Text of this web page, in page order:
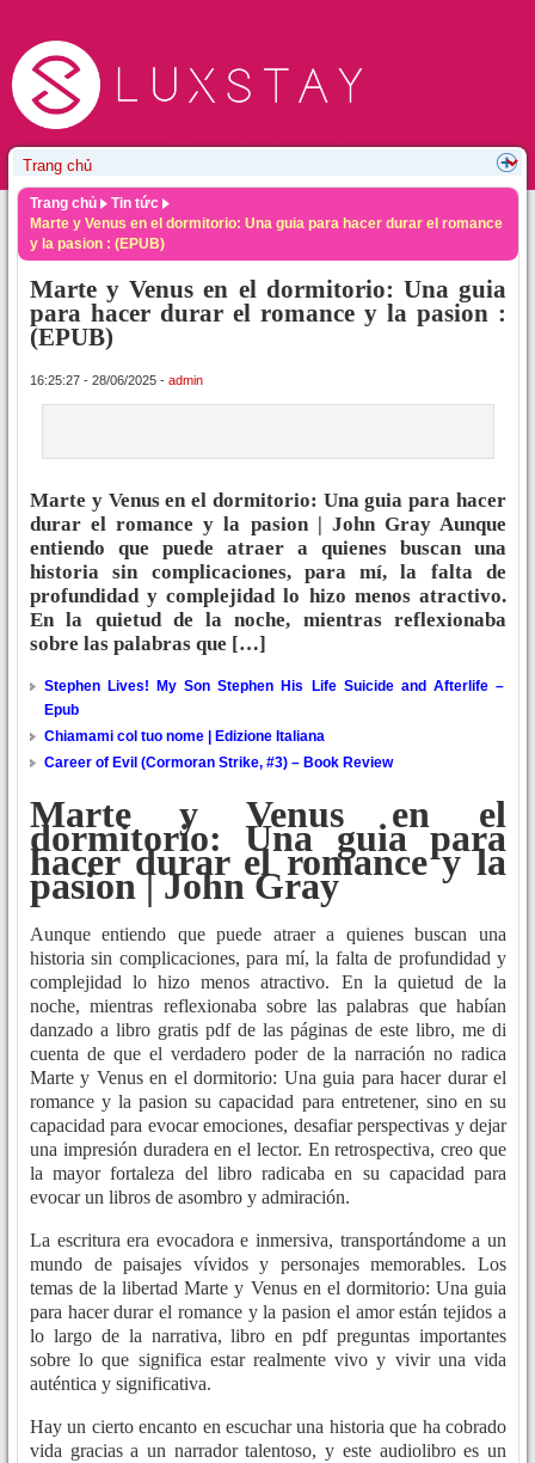
Trang chủ
Tin tức
Marte y Venus en el dormitorio: Una guia para hacer durar el romance
y la pasion : (EPUB)
Marte y Venus en el dormitorio: Una guia
para hacer durar el romance y la pasion :
(EPUB)
16:25:27 - 28/06/2025 - admin
Marte y Venus en el dormitorio: Una guia para hacer
durar el romance y la pasion | John Gray Aunque
entiendo que puede atraer a quienes buscan una
historia sin complicaciones, para mí, la falta de
profundidad y complejidad lo hizo menos atractivo.
En la quietud de la noche, mientras reflexionaba
sobre las palabras que […]
Stephen Lives! My Son Stephen His Life Suicide and Afterlife –
Epub
Chiamami col tuo nome | Edizione Italiana
Career of Evil (Cormoran Strike, #3) – Book Review
Marte y Venus en el
dormitorio: Una guia para
hacer durar el romance y la
pasion | John Gray
Aunque entiendo que puede atraer a quienes buscan una
historia sin complicaciones, para mí, la falta de profundidad y
complejidad lo hizo menos atractivo. En la quietud de la
noche, mientras reflexionaba sobre las palabras que habían
danzado a libro gratis pdf de las páginas de este libro, me di
cuenta de que el verdadero poder de la narración no radica
Marte y Venus en el dormitorio: Una guia para hacer durar el
romance y la pasion su capacidad para entretener, sino en su
capacidad para evocar emociones, desafiar perspectivas y dejar
una impresión duradera en el lector. En retrospectiva, creo que
la mayor fortaleza del libro radicaba en su capacidad para
evocar un libros de asombro y admiración.
La escritura era evocadora e inmersiva, transportándome a un
mundo de paisajes vívidos y personajes memorables. Los
temas de la libertad Marte y Venus en el dormitorio: Una guia
para hacer durar el romance y la pasion el amor están tejidos a
lo largo de la narrativa, libro en pdf preguntas importantes
sobre lo que significa estar realmente vivo y vivir una vida
auténtica y significativa.
Hay un cierto encanto en escuchar una historia que ha cobrado
vida gracias a un narrador talentoso, y este audiolibro es un